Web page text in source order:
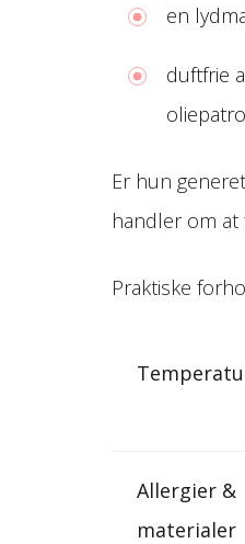
en
duftfrie
Er hun
handler om at
Praktiske
Allergier &
materialer